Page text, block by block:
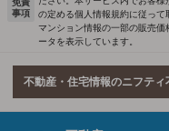
事項
の定める個人情報規約に従って
マンション情報の一部の販売
ータを表示しています。
不動産・住宅情報のニフティ